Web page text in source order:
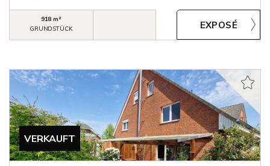
918 m²
GRUNDSTÜCK
VERKAUFT